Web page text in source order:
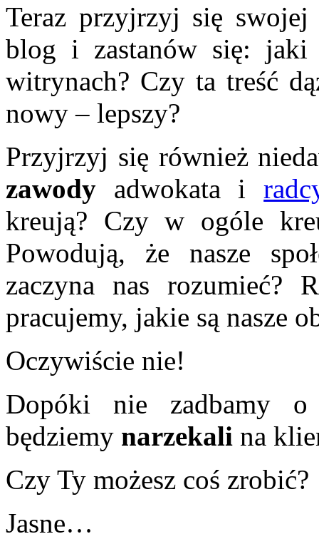
Teraz przyjrzyj się
blog i zastanów się:
witrynach? Czy ta treść
nowy – lepszy?
Przyjrzyj się również
zawody adwokata i
kreują? Czy w ogóle
Powodują, że nasze
zaczyna nas rozumieć?
pracujemy, jakie są nasze
Oczywiście nie!
Dopóki nie zadbamy
będziemy narzekali na
Czy Ty możesz coś zrobić?
Jasne…